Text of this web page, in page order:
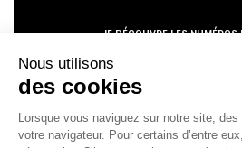
JE DÉCOUVRE LES
Je suis déjà abonné(e) :
version